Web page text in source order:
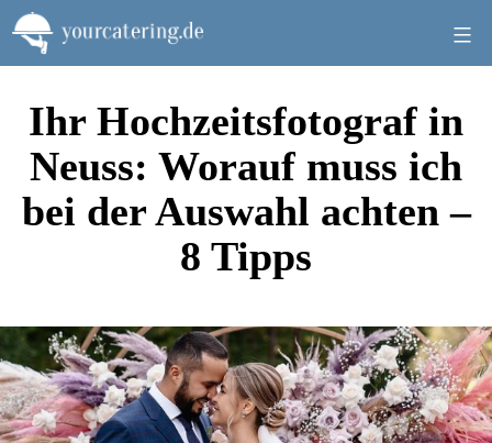
Zum
Inhalt
springen
Ihr Hochzeitsfotograf in
Neuss: Worauf muss ich
bei der Auswahl achten –
8 Tipps